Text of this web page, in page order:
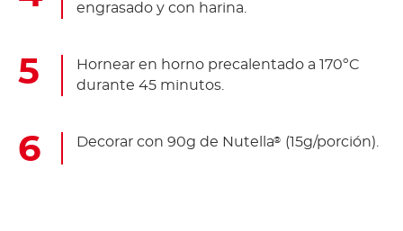
engrasado y con harina.
Hornear en horno precalentado a 170ºC
durante 45 minutos.
Decorar con 90g de Nutella® (15g/porción).